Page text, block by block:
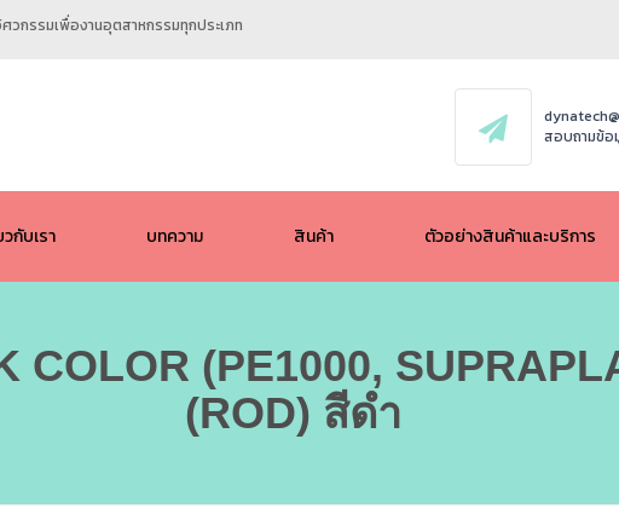
วกรรมเพื่องานอุตสาหกรรมทุกประเภท
สอบถามข้อ
วกับเรา บทความ สินค้า
POM / ACETAL
UHMW PE (PE1000)
ตัวอย่างสินค้าและบริการ
COLOR (PE1000,
(ROD) สีดำ